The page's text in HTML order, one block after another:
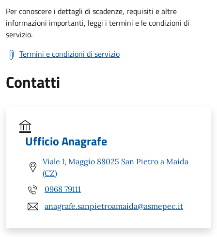
Per conoscere i dettagli di scadenze, requisiti e altre
informazioni importanti, leggi i termini e le condizioni di
servizio.
Termini e condizioni di servizio
Contatti
Ufficio Anagrafe
Viale I, Maggio 88025 San Pietro a Maida
(CZ)
0968 79111
anagrafe.sanpietroamaida@asmepec.it